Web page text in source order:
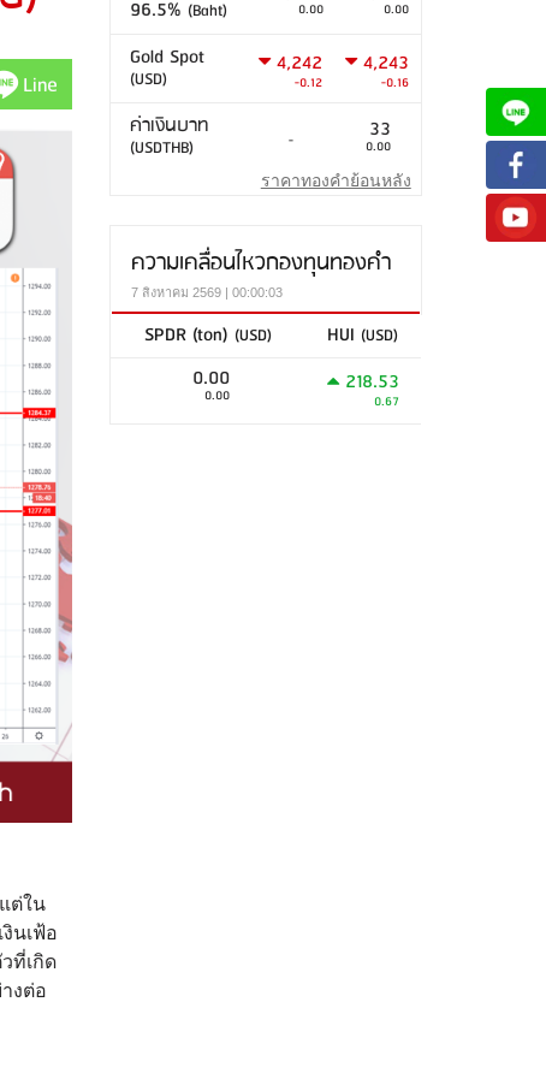
Line
ต่ใน
นเฟ้อ
ที่เกิด
งต่อ
96.5% (Baht) 0.00 0.00
Gold Spot
(USD)
4,242
-0.12
4,243
-0.16
ค่าเงินบาท
(USDTHB) - 33
0.00
ราคาทองคำย้อนหลัง
ความเคลื่อนไหวกองทุนทองคำ
7 สิงหาคม 2569 | 00:00:03
SPDR (ton) (USD) HUI (USD)
0.00
0.00 218.53
0.67